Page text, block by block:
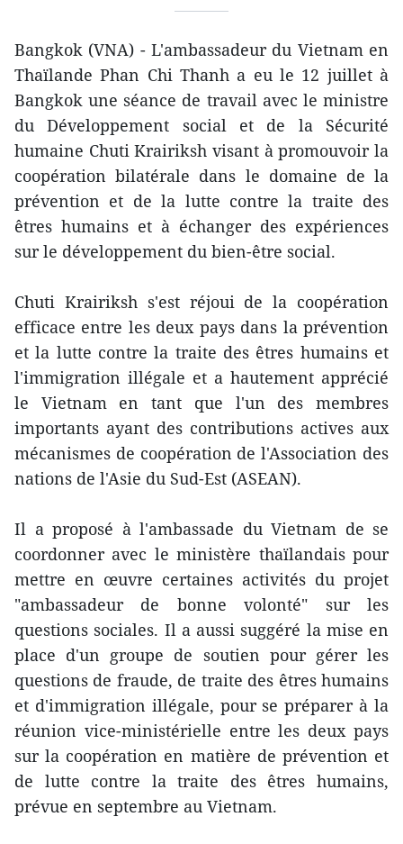
Bangkok (VNA) - L'ambassadeur du Vietnam en
Thaïlande Phan Chi Thanh a eu le 12 juillet à
Bangkok une séance de travail avec le ministre
du Développement social et de la Sécurité
humaine Chuti Krairiksh visant à promouvoir la
coopération bilatérale dans le domaine de la
prévention et de la lutte contre la traite des
êtres humains et à échanger des expériences
sur le développement du bien-être social.
Chuti Krairiksh s'est réjoui de la coopération
efficace entre les deux pays dans la prévention
et la lutte contre la traite des êtres humains et
l'immigration illégale et a hautement apprécié
le Vietnam en tant que l'un des membres
importants ayant des contributions actives aux
mécanismes de coopération de l'Association des
nations de l'Asie du Sud-Est (ASEAN).
Il a proposé à l'ambassade du Vietnam de se
coordonner avec le ministère thaïlandais pour
mettre en œuvre certaines activités du projet
"ambassadeur de bonne volonté" sur les
questions sociales. Il a aussi suggéré la mise en
place d'un groupe de soutien pour gérer les
questions de fraude, de traite des êtres humains
et d'immigration illégale, pour se préparer à la
réunion vice-ministérielle entre les deux pays
sur la coopération en matière de prévention et
de lutte contre la traite des êtres humains,
prévue en septembre au Vietnam.